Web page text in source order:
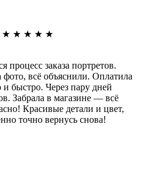
★ ★ ★ ★ ★
процесс заказа портретов.
фото, всё объяснили. Оплатила
и быстро. Через пару дней
Забрала в магазине — всё
Красивые детали и цвет,
точно вернусь снова!